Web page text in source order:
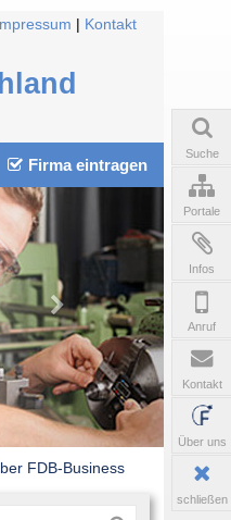
Impressum Kontakt
Firma eintragen
FDB-Business
Suche
Portale
Infos
Anruf
Kontakt
Über uns
schließen